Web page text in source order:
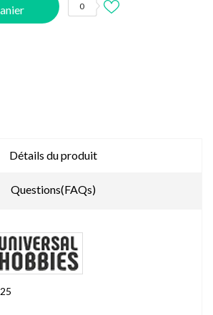
0
Détails du produit
Questions(FAQs)